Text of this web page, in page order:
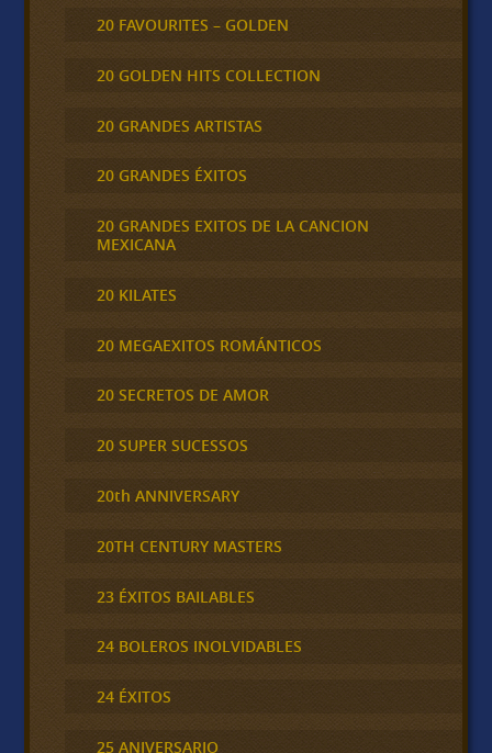
20 FAVOURITES – GOLDEN
20 GOLDEN HITS COLLECTION
20 GRANDES ARTISTAS
20 GRANDES ÉXITOS
20 GRANDES EXITOS DE LA CANCION
MEXICANA
20 KILATES
20 MEGAEXITOS ROMÁNTICOS
20 SECRETOS DE AMOR
20 SUPER SUCESSOS
20th ANNIVERSARY
20TH CENTURY MASTERS
23 ÉXITOS BAILABLES
24 BOLEROS INOLVIDABLES
24 ÉXITOS
25 ANIVERSARIO